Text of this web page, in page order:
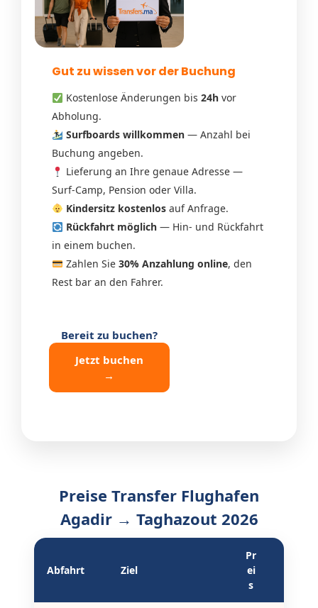
Gut zu wissen vor der Buchung
Kostenlose Änderungen bis 24hvor
Abholung.
Surfboards willkommen— Anzahl bei
Buchung angeben.
Lieferung an Ihre genaue Adresse —
Surf-Camp, Pension oder Villa.
Kindersitz kostenlosauf Anfrage.
Rückfahrt möglich— Hin- und Rückfahrt
in einem buchen.
Zahlen Sie 30% Anzahlung online, den
Rest bar an den Fahrer.
Bereit zu buchen?
Jetzt buchen
→
Preise Transfer Flughafen
Agadir → Taghazout 2026
Abfahrt Ziel
Pr
ei
s